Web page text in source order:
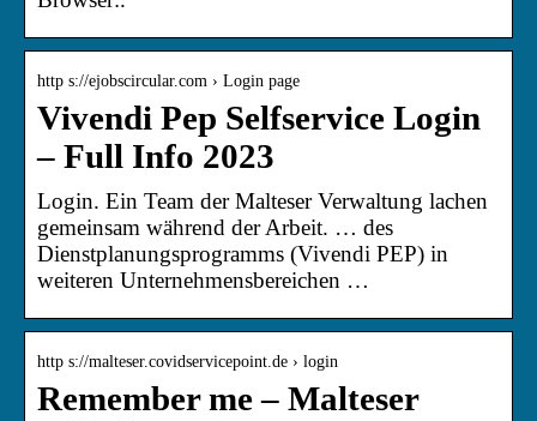
http s://ejobscircular.com › Login page
Vivendi Pep Selfservice Login
– Full Info 2023
Login. Ein Team der Malteser Verwaltung lachen
gemeinsam während der Arbeit. … des
Dienstplanungsprogramms (Vivendi PEP) in
weiteren Unternehmensbereichen …
http s://malteser.covidservicepoint.de › login
Remember me – Malteser